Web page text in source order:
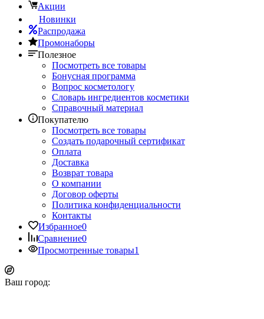
Акции
Новинки
Распродажа
Промонаборы
Полезное
Посмотреть все товары
Бонусная программа
Вопрос косметологу
Словарь ингредиентов косметики
Справочный материал
Покупателю
Посмотреть все товары
Создать подарочный сертификат
Оплата
Доставка
Возврат товара
О компании
Договор оферты
Политика конфиденциальности
Контакты
Избранное0
Сравнение0
Просмотренные товары1
Ваш город: